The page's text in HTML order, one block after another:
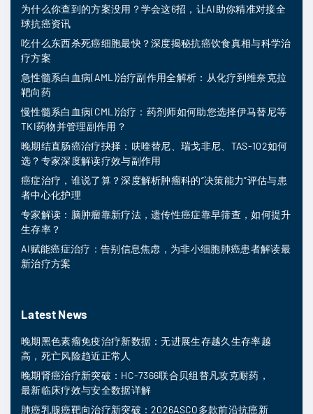
为什么你查到的方案没用？学会这6招，让AI助你精准对接全
球抗癌资讯
吃什么东西杀死癌细胞最快？深度揭秘抗癌饮食真相与科学治
疗方案
急性髓系白血病(AML)治疗副作用全解析：从化疗到维奈克拉
靶向药
慢性髓系白血病(CML)治疗：药剂师如何助您选择伊马替尼等
TKI药物并管理副作用？
晚期结直肠癌治疗抉择：呋喹替尼、瑞戈非尼、TAS-102如何
选？专家深度解读疗效与副作用
癌症治疗，谁说了算？深度解析肿瘤科的“决策能力”评估与患
者中心化护理
专家解读：脑肿瘤靠新疗法，遗传性癌症靠早筛查，如何提升
生存率？
AI赋能癌症治疗：告别信息焦虑，为非小细胞肺癌患者解读最
新治疗方案
Latest News
晚期黑色素瘤免疫治疗新数据：无进展生存越久生存率越
高，死亡风险趋近正常人
晚期肾癌治疗新突破：HC-7366联合贝组替凡攻克耐药，
最新临床疗效与安全数据详解
肺癌乳腺癌靶向治疗新突破：2026ASCO多款前沿抗癌新